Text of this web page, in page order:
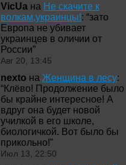
VicUa на Не скачите к
волкам,украинцы!: “зато
Европа не убивает
украинцев в оличии от
России”
Авг 20, 13:45
nexto на Женщина в лесу:
“Клёво! Продолжение было
бы крайне интересное! А
вдруг она будет новой
училкой в его школе,
биологичкой. Вот было бы
прикольно!”
Июл 13, 22:50